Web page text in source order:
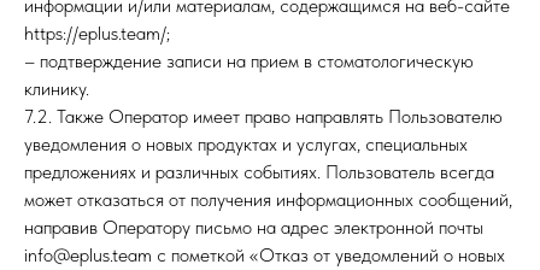
информации и/или материалам, содержащимся на веб-сайте
https://eplus.team/;
– подтверждение записи на прием в стоматологическую
клинику.
7.2. Также Оператор имеет право направлять Пользователю
уведомления о новых продуктах и услугах, специальных
предложениях и различных событиях. Пользователь всегда
может отказаться от получения информационных сообщений,
направив Оператору письмо на адрес электронной почты
info@eplus.team с пометкой «Отказ от уведомлений о новых